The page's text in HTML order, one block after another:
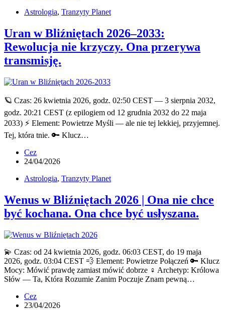
Astrologia, Tranzyty Planet
Uran w Bliźniętach 2026–2033:
Rewolucja nie krzyczy. Ona przerywa
transmisję.
🪐 Czas: 26 kwietnia 2026, godz. 02:50 CEST — 3 sierpnia 2032,
godz. 20:21 CEST (z epilogiem od 12 grudnia 2032 do 22 maja
2033) ⚡ Element: Powietrze Myśli — ale nie tej lekkiej, przyjemnej.
Tej, która tnie. 🔑 Klucz…
Cez
24/04/2026
Astrologia, Tranzyty Planet
Wenus w Bliźniętach 2026 | Ona nie chce
być kochana. Ona chce być usłyszana.
💫 Czas: od 24 kwietnia 2026, godz. 06:03 CEST, do 19 maja
2026, godz. 03:04 CEST 💨 Element: Powietrze Połączeń 🔑 Klucz
Mocy: Mówić prawdę zamiast mówić dobrze ♀ Archetyp: Królowa
Słów — Ta, Która Rozumie Zanim Poczuje Znam pewną…
Cez
23/04/2026